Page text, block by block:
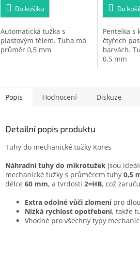
Do košíku
Automatická tužka s
plastovým tělem. Tuha má
průměr 0,5 mm
Do
Pentelka s
čtyřech
barvách.
0.5 mm
Popis Hodnocení Diskuze
Detailní popis produktu
Tuhy do mechanické tužky Kores
Náhradní tuhy do mikrotužek jsou
mechanické tužky s průměrem tuhy 0,5
délce 60 mm, a tvrdosti 2=HB, což
Extra odolné vůči zlomenípro
Nízká rychlost opotřebení, takže
Vhodné pro všechny typy